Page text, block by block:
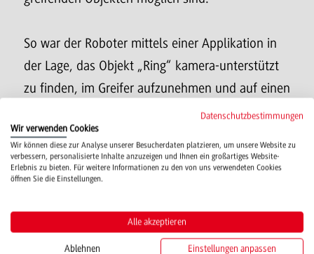
So war der Roboter mittels einer Applikation in
der Lage, das Objekt „Ring“ kamera-unterstützt
zu finden, im Greifer aufzunehmen und auf einen
menschlichen Finger aufzustecken, dessen
Kuppe mit einem Textmarker-Punkt versehen
war.
Teilnehmenden einen Rundgang durch die
Digitale Fabrik und verschiedene Laborräume der
Datenschutzbestimmungen
Wir verwenden Cookies
Wir können diese zur Analyse unserer Besucherdaten platzieren, um unsere Website zu
verbessern, personalisierte Inhalte anzuzeigen und Ihnen ein großartiges Website-
Erlebnis zu bieten. Für weitere Informationen zu den von uns verwendeten Cookies
öffnen Sie die Einstellungen.
Alle akzeptieren
Ablehnen Einstellungen anpassen